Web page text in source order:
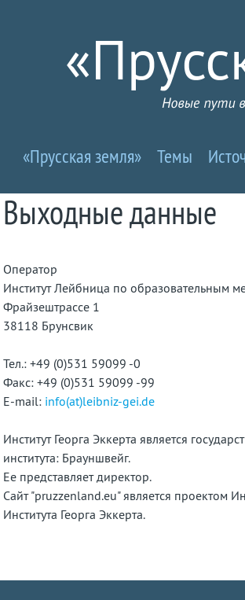
-
Новые
в
почти
забытую
страну
«Прусская земля» Темы
Выходные данные
Оператор
Институт Лейбница по образовательным
Фрайзештрассе 1
38118 Брунсвик
Тел.: +49 (0)531 59099 -0
Факс: +49 (0)531 59099 -99
E-mail: info(at)leibniz-gei.de
Институт Георга Эккерта является
института: Брауншвейг.
Ее представляет директор.
Сайт "pruzzenland.eu" является проектом
Института Георга Эккерта.